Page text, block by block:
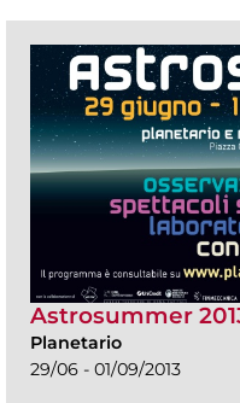
Astrosummer
Planetario
29/06 - 01/09/2013